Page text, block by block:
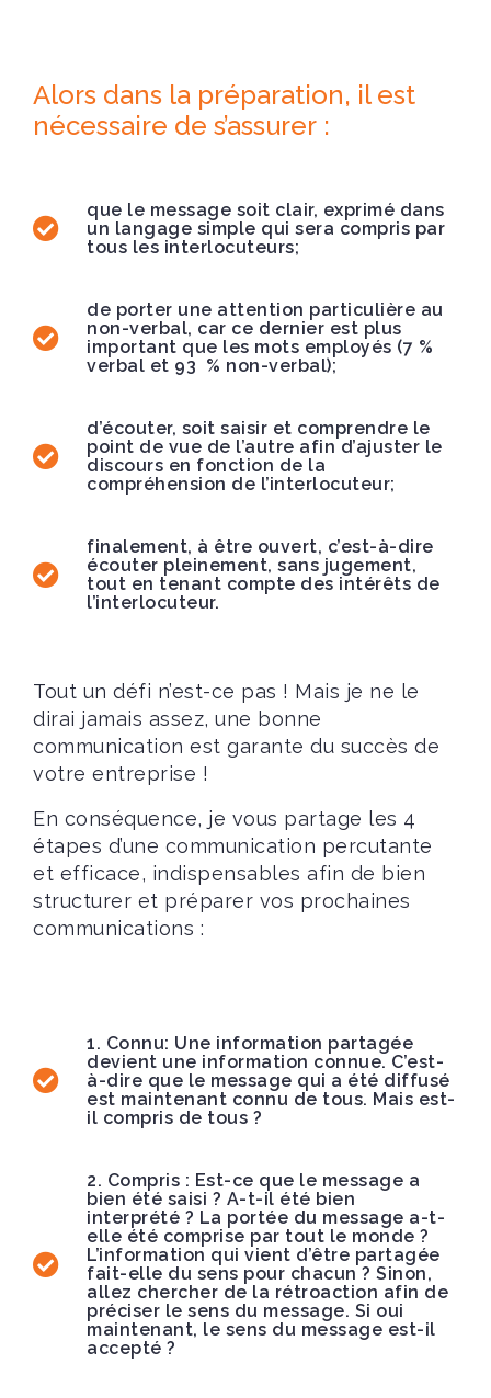
Alors dans la préparation, il est
nécessaire de s’assurer :
que le message soit clair, exprimé dans
un langage simple qui sera compris par
tous les interlocuteurs;
de porter une attention particulière au
non-verbal, car ce dernier est plus
important que les mots employés (7 %
verbal et 93 % non-verbal);
d’écouter, soit saisir et comprendre le
point de vue de l’autre afin d’ajuster le
discours en fonction de la
compréhension de l’interlocuteur;
finalement, à être ouvert, c’est-à-dire
écouter pleinement, sans jugement,
tout en tenant compte des intérêts de
l’interlocuteur.
Tout un défi n’est-ce pas ! Mais je ne le
dirai jamais assez, une bonne
communication est garante du succès de
votre entreprise !
En conséquence, je vous partage les 4
étapes d’une communication percutante
et efficace, indispensables afin de bien
structurer et préparer vos prochaines
communications :
1. Connu: Une information partagée
devient une information connue. C’est-
à-dire que le message qui a été diffusé
est maintenant connu de tous. Mais est-
il compris de tous ?
2. Compris : Est-ce que le message a
bien été saisi ? A-t-il été bien
interprété ? La portée du message a-t-
elle été comprise par tout le monde ?
L’information qui vient d’être partagée
fait-elle du sens pour chacun ? Sinon,
allez chercher de la rétroaction afin de
préciser le sens du message. Si oui
maintenant, le sens du message est-il
accepté ?